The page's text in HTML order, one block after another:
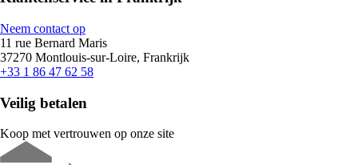
Neem contact op
11 rue Bernard Maris
37270 Montlouis-sur-Loire, Frankrijk
+33 1 86 47 62 58
Veilig betalen
Koop met vertrouwen op onze site